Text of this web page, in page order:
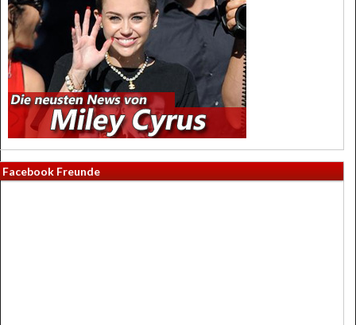
Facebook Freunde